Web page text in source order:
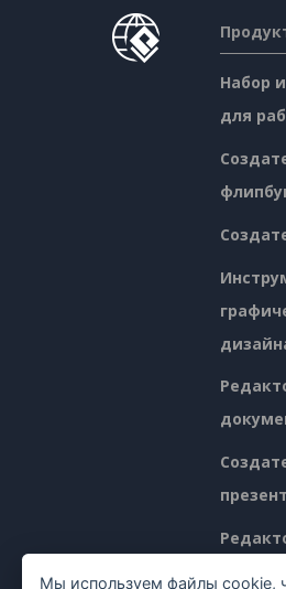
Набор
для
Мы используем файлы cookie,